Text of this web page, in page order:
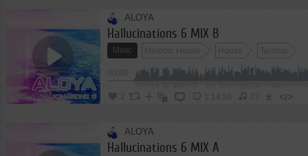
ALOYA
Hallucinations 6 MIX B
Микс Melodic House House Techno
2 1:14:56 23 </>
ALOYA
Hallucinations 6 MIX A